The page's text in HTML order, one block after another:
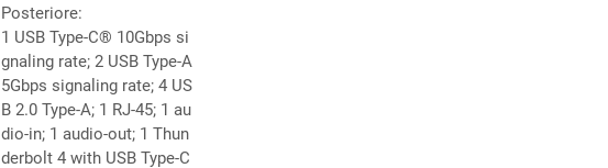
Posteriore:
1 USB Type-C® 10Gbps si
gnaling rate; 2 USB Type-A
5Gbps signaling rate; 4 US
B 2.0 Type-A; 1 RJ-45; 1 au
dio-in; 1 audio-out; 1 Thun
derbolt 4 with USB Type-C